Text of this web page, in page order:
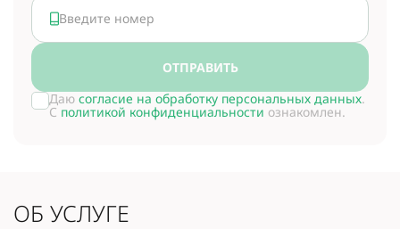
ОТПРАВИТЬ
Даю согласие на обработку персональных данных.
С политикой конфиденциальности ознакомлен.
ОБ УСЛУГЕ